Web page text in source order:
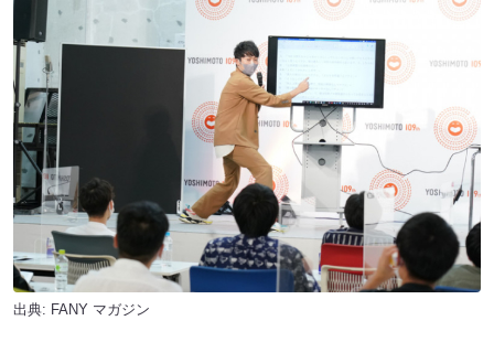
出典: FANY マガジン